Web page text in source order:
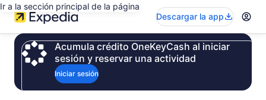
Ir a la sección principal de la página
Descargar la app
Acumula crédito OneKeyCash al iniciar
sesión y reservar una actividad
Iniciar sesión